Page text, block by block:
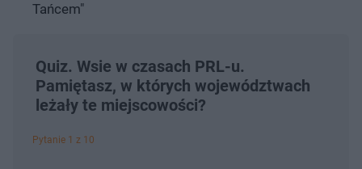
Tańcem"
Quiz. Wsie w czasach PRL-u.
Pamiętasz, w których województwach
leżały te miejscowości?
Pytanie 1 z 10